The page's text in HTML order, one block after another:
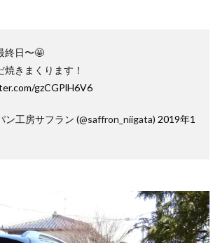
終日〜🤩
焼きまくります！
gzCGPlH6V6
ン工房サフラン (@saffron_niigata) 2019年1